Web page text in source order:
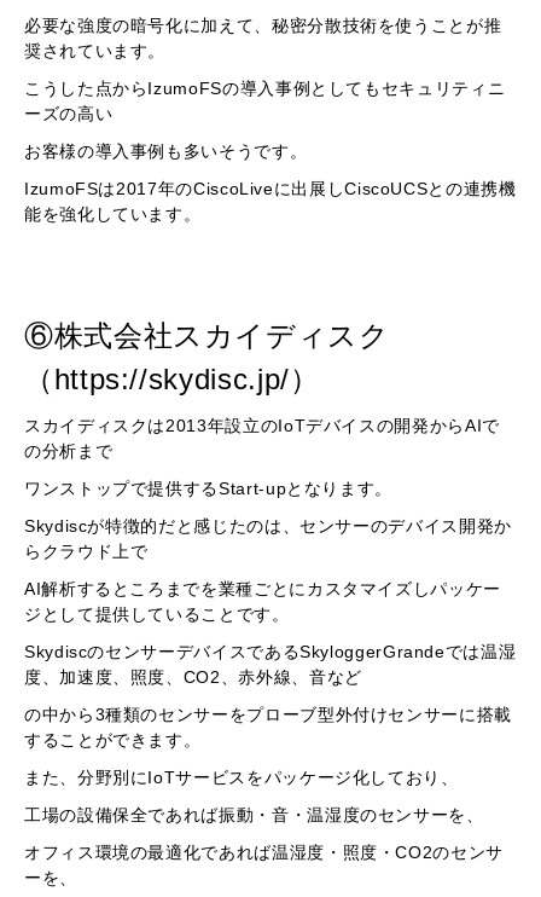
必要な強度の暗号化に加えて、秘密分散技術を使うことが推
奨されています。
こうした点からIzumoFSの導入事例としてもセキュリティニ
ーズの高い
お客様の導入事例も多いそうです。
IzumoFSは2017年のCiscoLiveに出展しCiscoUCSとの連携機
能を強化しています。
⑥株式会社スカイディスク
（https://skydisc.jp/）
スカイディスクは2013年設立のIoTデバイスの開発からAIで
の分析まで
ワンストップで提供するStart-upとなります。
Skydiscが特徴的だと感じたのは、センサーのデバイス開発か
らクラウド上で
AI解析するところまでを業種ごとにカスタマイズしパッケー
ジとして提供していることです。
SkydiscのセンサーデバイスであるSkyloggerGrandeでは温湿
度、加速度、照度、CO2、赤外線、音など
の中から3種類のセンサーをプローブ型外付けセンサーに搭載
することができます。
また、分野別にIoTサービスをパッケージ化しており、
工場の設備保全であれば振動・音・温湿度のセンサーを、
オフィス環境の最適化であれば温湿度・照度・CO2のセンサ
ーを、